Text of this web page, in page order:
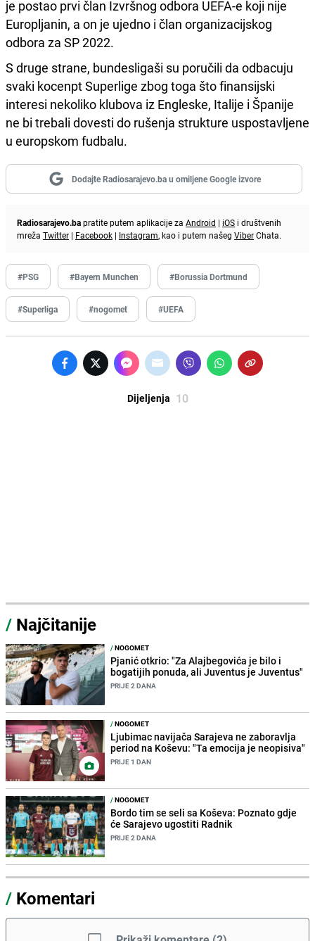
je postao prvi član Izvršnog odbora UEFA-e koji nije
Europljanin, a on je ujedno i član organizacijskog
odbora za SP 2022.
S druge strane, bundesligaši su poručili da odbacuju
svaki kocenpt Superlige zbog toga što finansijski
interesi nekoliko klubova iz Engleske, Italije i Španije
ne bi trebali dovesti do rušenja strukture uspostavljene
u europskom fudbalu.
Dodajte Radiosarajevo.ba u omiljene Google izvore
Radiosarajevo.bapratite putem aplikacije za Android | iOS i društvenih
mreža Twitter | Facebook | Instagram, kao i putem našeg ViberChata.
#PSG #Bayern Munchen #Borussia Dortmund
#Superliga #nogomet #UEFA
Dijeljenja 10
/ Najčitanije
/NOGOMET
Pjanić otkrio: "Za Alajbegovića je bilo i
bogatijih ponuda, ali Juventus je Juventus"
PRIJE 2 DANA
/NOGOMET
Ljubimac navijača Sarajeva ne zaboravlja
period na Koševu: "Ta emocija je neopisiva"
PRIJE 1 DAN
/NOGOMET
Bordo tim se seli sa Koševa: Poznato gdje
će Sarajevo ugostiti Radnik
PRIJE 2 DANA
/ Komentari